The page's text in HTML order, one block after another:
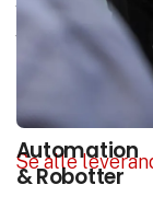
Vores
Vælg det
søger, og få
produkter og
Se alle
Automation
& Robotter